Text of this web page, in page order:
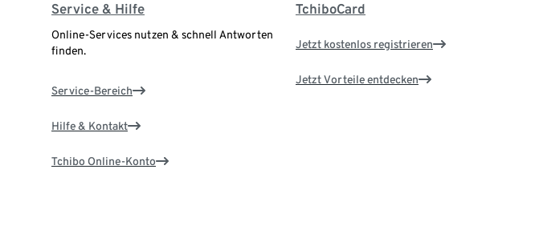
Service & Hilfe
Online-Services nutzen & schnell Antworten
finden.
Service-Bereich
Hilfe & Kontakt
Tchibo Online-Konto
TchiboCard
Jetzt kostenlos registrieren
Jetzt Vorteile entdecken